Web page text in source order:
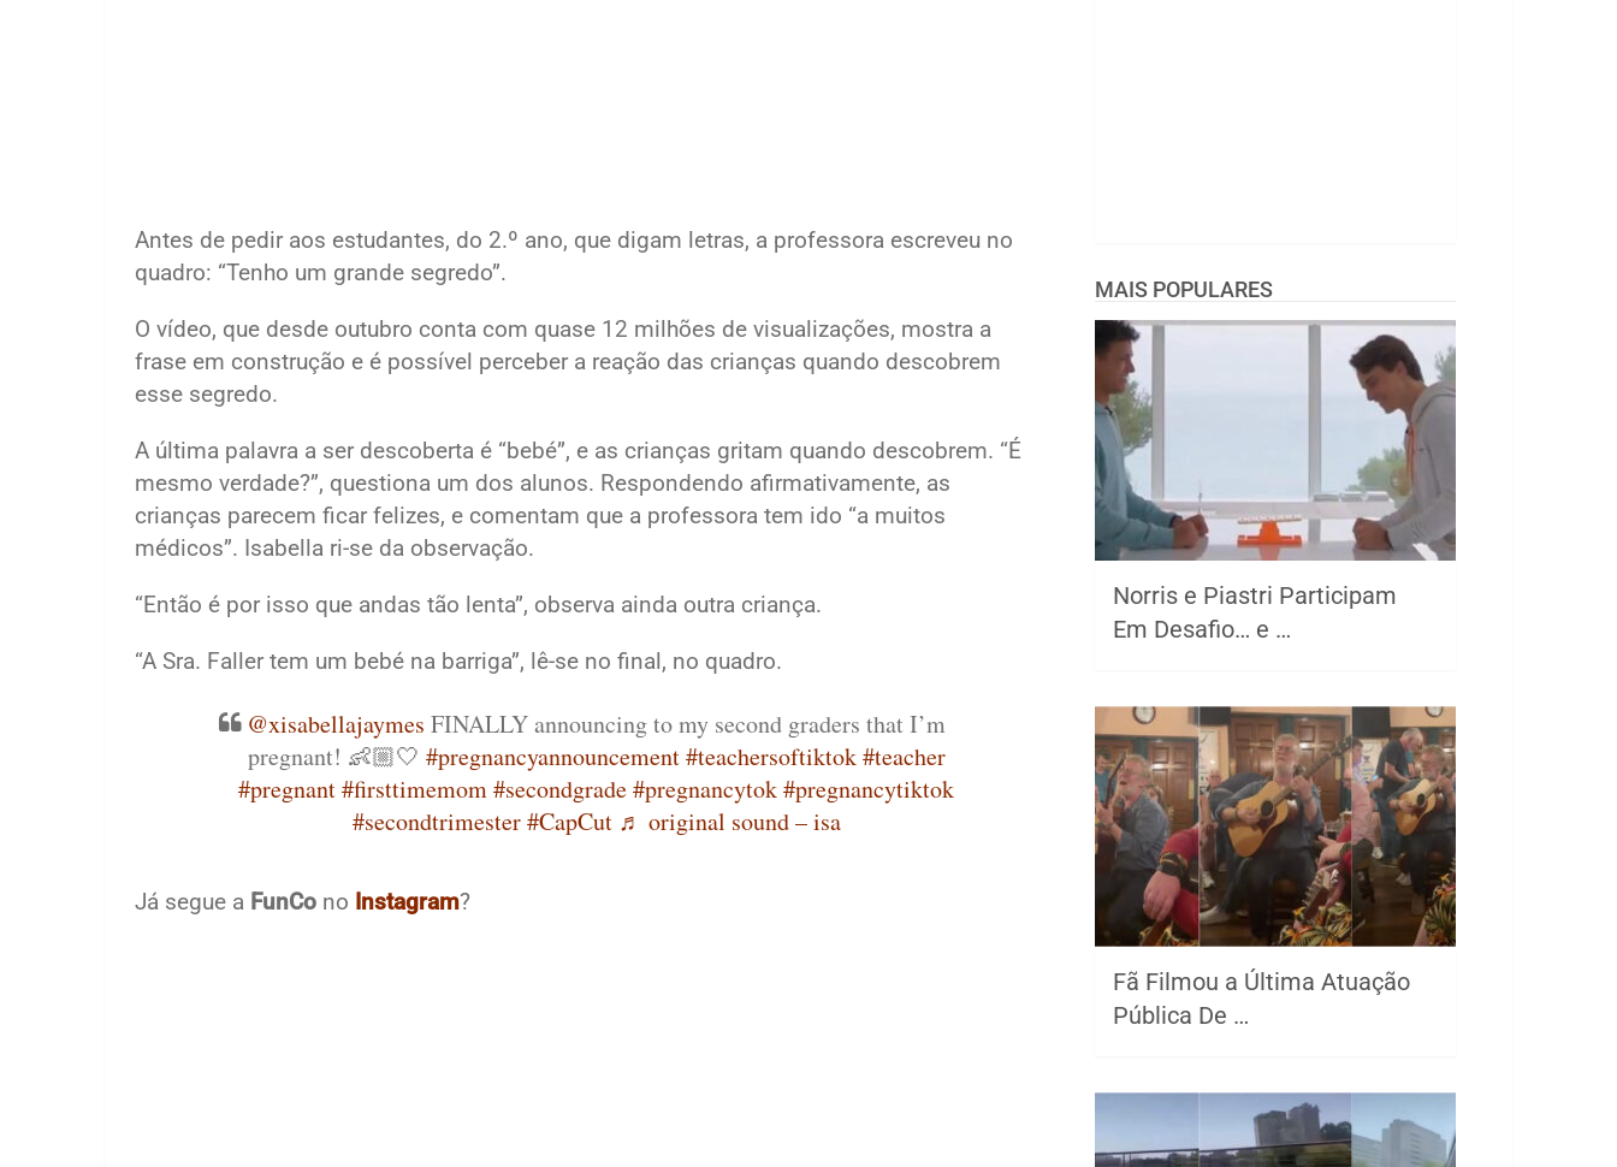
Antes de pedir aos estudantes, do 2.º ano, que digam letras, a professora escreveu no
quadro: “Tenho um grande segredo”.
O vídeo, que desde outubro conta com quase 12 milhões de visualizações, mostra a
frase em construção e é possível perceber a reação das crianças quando descobrem
esse segredo.
A última palavra a ser descoberta é “bebé”, e as crianças gritam quando descobrem. “É
mesmo verdade?”, questiona um dos alunos. Respondendo afirmativamente, as
crianças parecem ficar felizes, e comentam que a professora tem ido “a muitos
médicos”. Isabella ri-se da observação.
“Então é por isso que andas tão lenta”, observa ainda outra criança.
“A Sra. Faller tem um bebé na barriga”, lê-se no final, no quadro.
@xisabellajaymes FINALLY announcing to my second graders that I’m
pregnant! 👶🏼🤍 #pregnancyannouncement#teachersoftiktok#teacher
#pregnant#firsttimemom#secondgrade#pregnancytok#pregnancytiktok
#secondtrimester#CapCut ♬ original sound – isa
Já segue a FunCo no Instagram?
MAIS POPULARES
Norris e Piastri Participam
Em Desafio… e …
Fã Filmou a Última Atuação
Pública De …